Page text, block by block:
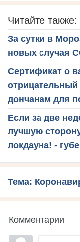
Читайте также:
За сутки в
новых случая
Сертификат о
отрицательный
дончанам для
Если за две
лучшую
локдауна! -
Тема:
Комментарии